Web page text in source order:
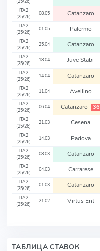
ITA2
(25/26)
08.05 Catanzaro
ITA2
(25/26)
01.05 Palermo
ITA2
(25/26)
25.04 Catanzaro
ITA2
(25/26)
18.04 Juve Stabi
ITA2
(25/26)
14.04 Catanzaro
ITA2
(25/26)
11.04 Avellino
ITA2
(25/26)
06.04 Catanzaro 36
ITA2
(25/26)
21.03 Cesena
ITA2
(25/26)
14.03 Padova
ITA2
(25/26)
08.03 Catanzaro
ITA2
(25/26)
04.03 Carrarese
ITA2
(25/26)
01.03 Catanzaro
ITA2
(25/26)
21.02 Virtus Ent
ТАБЛИЦА СТАВОК